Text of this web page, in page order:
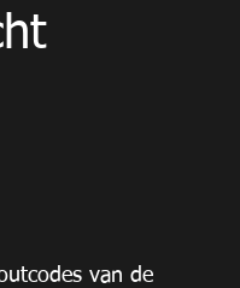
van de